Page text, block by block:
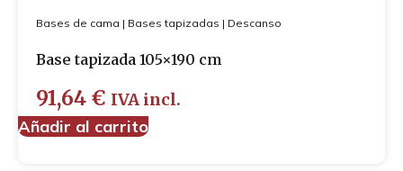
Bases de cama | Bases tapizadas | Descanso
Base tapizada 105×190 cm
91,64 € IVA incl.
Añadir al carrito